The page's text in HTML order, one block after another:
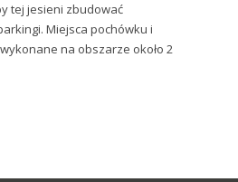
tej jesieni zbudować
Miejsca pochówku i
na obszarze około 2